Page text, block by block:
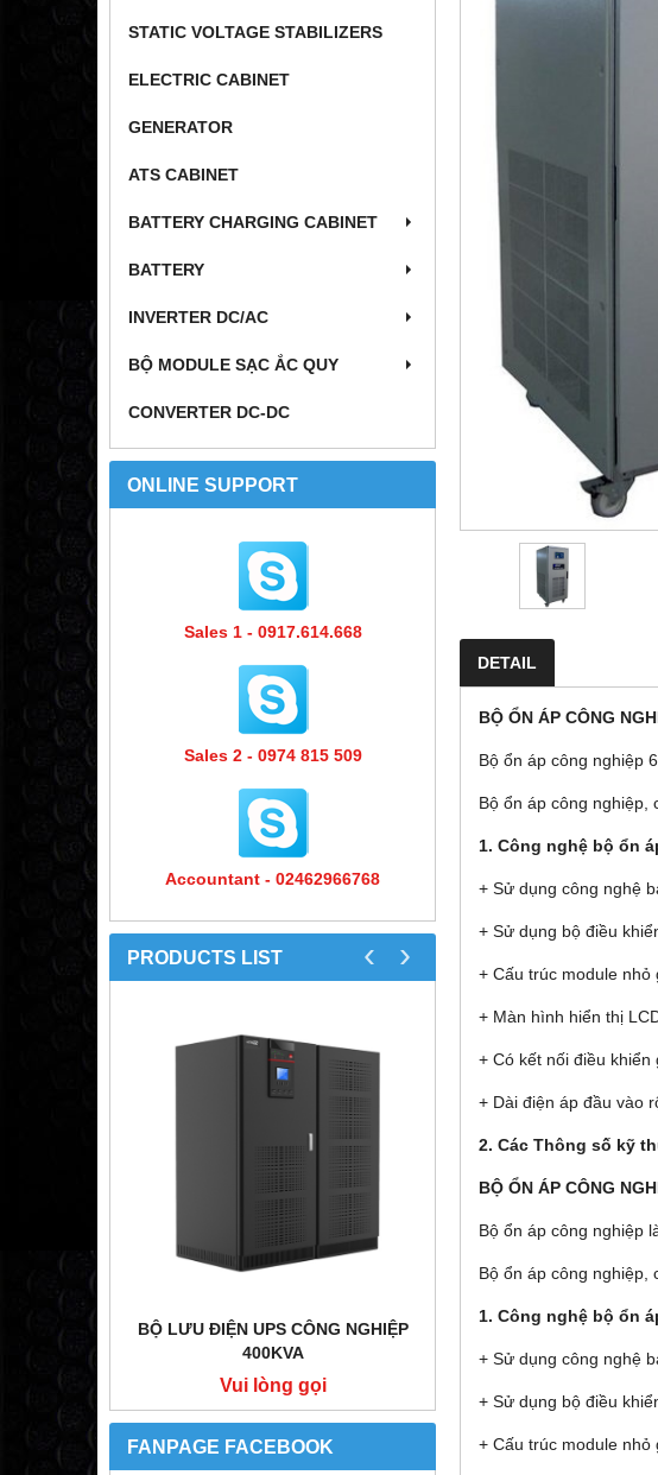
STATIC VOLTAGE STABILIZERS
ELECTRIC CABINET
GENERATOR
ATS CABINET
BATTERY CHARGING CABINET
BATTERY
INVERTER DC/AC
BỘ MODULE SẠC ẮC QUY
CONVERTER DC-DC
ONLINE SUPPORT
Sales 1 - 0917.614.668
Sales 2 - 0974 815 509
Accountant - 02462966768
PRODUCTS LIST
BỘ LƯU ĐIỆN UPS CÔNG NGHIỆP
400KVA
Vui lòng gọi
BỘ LƯU ĐIỆN UPS
250KVA
‹ ›
FANPAGE FACEBOOK
DETAIL
BỘ ỔN ÁP CÔNG
Bộ ổn áp công nghiệp
Bộ ổn áp công nghiệp,
1. Công nghệ bộ ổn
+ Sử dụng công nghệ
+ Sử dụng bộ điều
+ Cấu trúc module
+ Màn hình hiển thị
+ Có kết nối điều khiển
+ Dài điện áp đầu vào
2. Các Thông số kỹ
BỘ ỔN ÁP CÔNG
Bộ ổn áp công nghiệp
Bộ ổn áp công nghiệp,
1. Công nghệ bộ ổn
+ Sử dụng công nghệ
+ Sử dụng bộ điều
+ Cấu trúc module